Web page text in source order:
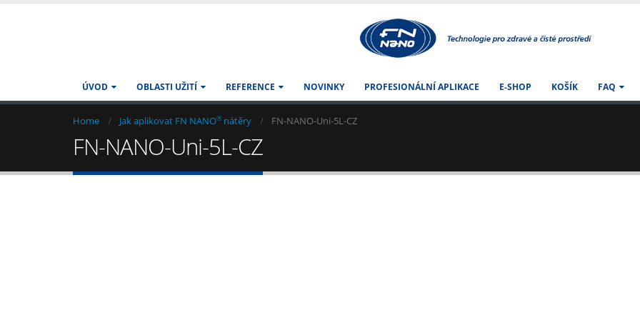
ÚVOD OBLASTI UŽITÍ REFERENCE NOVINKY PROFESIONÁLNÍ APLIKACE E-SHOP KOŠÍK FAQ
Home Jak aplikovat FN NANO® nátěry FN-NANO-Uni-5L-CZ
FN-NANO-Uni-5L-CZ